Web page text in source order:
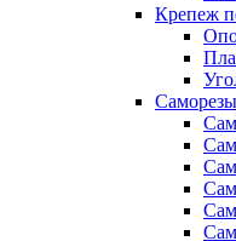
Крепеж
Саморезы